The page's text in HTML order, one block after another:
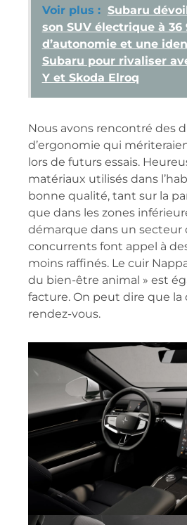
Voir plus : Subaru
son SUV électrique à
d’autonomie et une
Subaru pour rivaliser
Y et Skoda Elroq
Nous avons rencontré des
d’ergonomie qui
lors de futurs essais.
matériaux utilisés dans
bonne qualité, tant sur la
que dans les zones
démarque dans un secteur
concurrents font appel à
moins raffinés. Le cuir
du bien-être animal » est
facture. On peut dire que la
rendez-vous.